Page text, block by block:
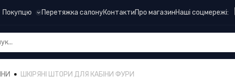
Покупцю Перетяжка салонуКонтактиПро магазинНаші соцмережі:
ШКІРЯНІ ШТОРИ ДЛЯ КАБІНИ ФУРИ